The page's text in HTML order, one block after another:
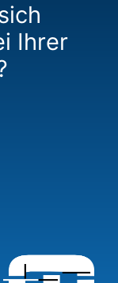
Ihrer